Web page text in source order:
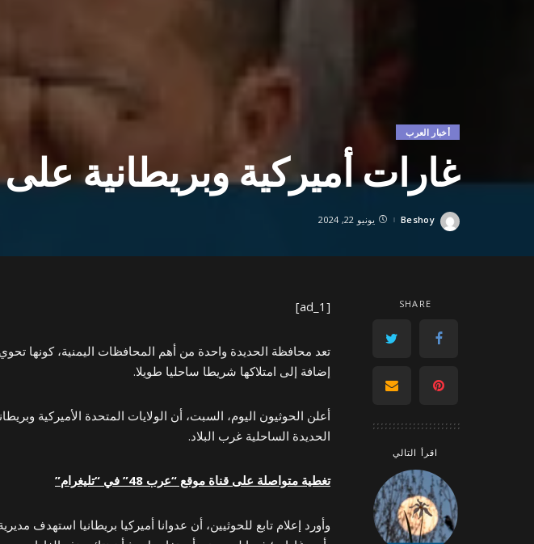
أخبار العرب
غارات أميركية وبريطانية
Posted
Beshoy يونيو 22, 2024
SHARE
اقرأ التالي
[ad_1]
تعد محافظة الحديدة واحدة من أهم المحافظات اليمنية، كونها تحوي
إضافة إلى امتلاكها شريطا ساحليا طويلا.
الحديدة الساحلية غرب البلاد.
تغطية متواصلة على قناة موقع “عرب 48” في “تليغرام”
وأورد إعلام تابع للحوثيين، أن عدوانا أميركيا بريطانيا استهدف